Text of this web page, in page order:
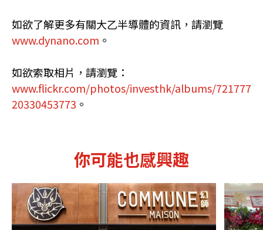
如欲了解更多有關大乙半導體的資訊，請瀏覽
www.dynano.com 。
如欲索取相片，請瀏覽：
www.flickr.com/photos/investhk/albums/721777
20330453773 。
你可能也感興趣